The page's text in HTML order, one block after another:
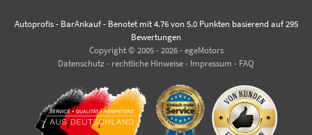
Autoprofis - BarAnkauf- Benotet mit 4.76von 5.0 Punkten basierend auf 295
Bewertungen
Copyright © 2005 - 2026 - egeMotors
Datenschutz - rechtliche Hinweise - Impressum - FAQ